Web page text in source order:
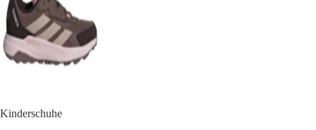
Kinderschuhe